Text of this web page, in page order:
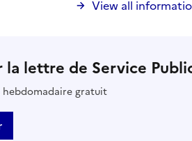
View all
la lettre de Service
gratuit